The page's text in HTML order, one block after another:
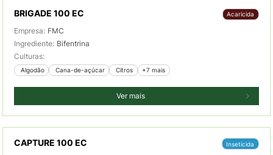
BRIGADE 100 EC Acaricida
Empresa: FMC
Ingrediente: Bifentrina
Culturas:
Algodão Cana-de-açúcar Citros +7 mais
Ver mais
CAPTURE 100 EC Inseticida